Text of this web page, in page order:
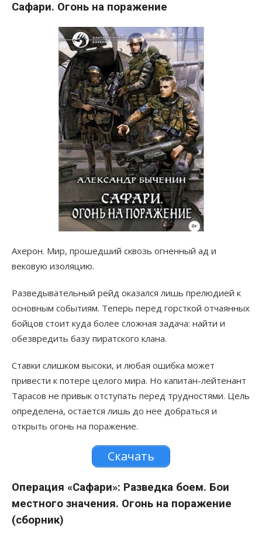
Сафари. Огонь на поражение
Ахерон. Мир, прошедший сквозь огненный ад и
вековую изоляцию.
Разведывательный рейд оказался лишь прелюдией к
основным событиям. Теперь перед горсткой отчаянных
бойцов стоит куда более сложная задача: найти и
обезвредить базу пиратского клана.
Ставки слишком высоки, и любая ошибка может
привести к потере целого мира. Но капитан-лейтенант
Тарасов не привык отступать перед трудностями. Цель
определена, остается лишь до нее добраться и
открыть огонь на поражение.
Скачать
Операция «Сафари»: Разведка боем. Бои
местного значения. Огонь на поражение
(сборник)